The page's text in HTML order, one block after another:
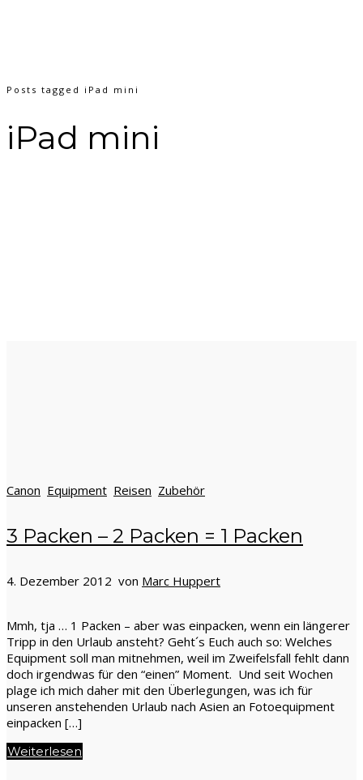
Posts tagged iPad mini
iPad mini
Canon Equipment Reisen Zubehör
3 Packen – 2 Packen = 1 Packen
4. Dezember 2012 von Marc Huppert
Mmh, tja … 1 Packen – aber was einpacken, wenn ein längerer
Tripp in den Urlaub ansteht? Geht´s Euch auch so: Welches
Equipment soll man mitnehmen, weil im Zweifelsfall fehlt dann
doch irgendwas für den “einen” Moment. Und seit Wochen
plage ich mich daher mit den Überlegungen, was ich für
unseren anstehenden Urlaub nach Asien an Fotoequipment
einpacken […]
Weiterlesen